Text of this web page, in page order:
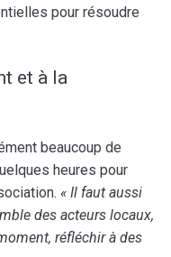
pour résoudre
et à la
beaucoup de
heures pour
« Il faut aussi
des acteurs locaux,
réfléchir à des